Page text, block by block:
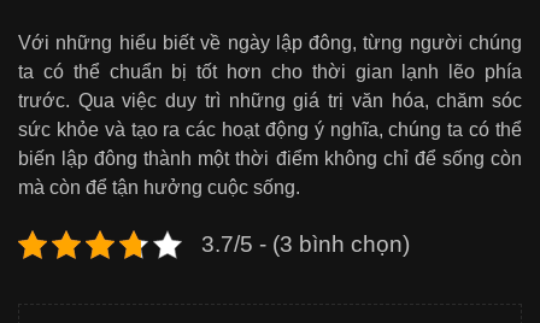
Với những hiểu biết về ngày lập đông, từng người chúng
ta có thể chuẩn bị tốt hơn cho thời gian lạnh lẽo phía
trước. Qua việc duy trì những giá trị văn hóa, chăm sóc
sức khỏe và tạo ra các hoạt động ý nghĩa, chúng ta có thể
biến lập đông thành một thời điểm không chỉ để sống còn
mà còn để tận hưởng cuộc sống.
3.7/5 - (3 bình chọn)